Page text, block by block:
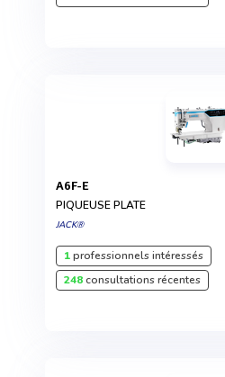
A6F-E
PIQUEUSE PLATE
JACK®
1professionnels intéressés
248consultations récentes